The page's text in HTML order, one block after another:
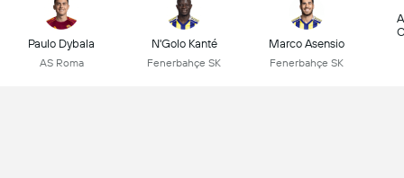
Paulo Dybala
AS Roma
N'Golo Kanté
Fenerbahçe SK
Marco Asensio
Fenerbahçe SK